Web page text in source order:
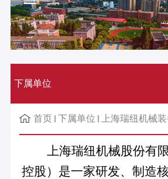
下属单位
首页 下属单位 上海瑞纽机械
上海瑞纽机械股份有
控股）是一家研发、制造